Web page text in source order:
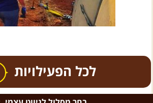
כל הפעילויות